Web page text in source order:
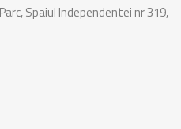
Spaiul Independentei nr 319,